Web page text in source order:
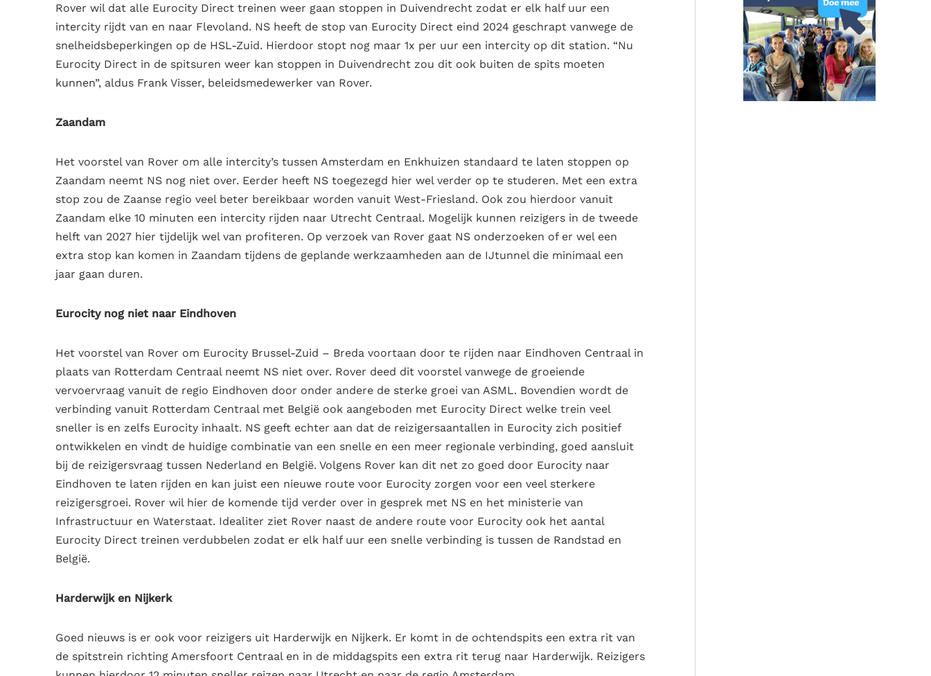
Rover wil dat alle Eurocity Direct treinen weer gaan stoppen in Duivendrecht zodat er elk half uur een
intercity rijdt van en naar Flevoland. NS heeft de stop van Eurocity Direct eind 2024 geschrapt vanwege de
snelheidsbeperkingen op de HSL-Zuid. Hierdoor stopt nog maar 1x per uur een intercity op dit station. “Nu
Eurocity Direct in de spitsuren weer kan stoppen in Duivendrecht zou dit ook buiten de spits moeten
kunnen”, aldus Frank Visser, beleidsmedewerker van Rover.
Zaandam
Het voorstel van Rover om alle intercity’s tussen Amsterdam en Enkhuizen standaard te laten stoppen op
Zaandam neemt NS nog niet over. Eerder heeft NS toegezegd hier wel verder op te studeren. Met een extra
stop zou de Zaanse regio veel beter bereikbaar worden vanuit West-Friesland. Ook zou hierdoor vanuit
Zaandam elke 10 minuten een intercity rijden naar Utrecht Centraal. Mogelijk kunnen reizigers in de tweede
helft van 2027 hier tijdelijk wel van profiteren. Op verzoek van Rover gaat NS onderzoeken of er wel een
extra stop kan komen in Zaandam tijdens de geplande werkzaamheden aan de IJtunnel die minimaal een
jaar gaan duren.
Eurocity nog niet naar Eindhoven
Het voorstel van Rover om Eurocity Brussel-Zuid – Breda voortaan door te rijden naar Eindhoven Centraal in
plaats van Rotterdam Centraal neemt NS niet over. Rover deed dit voorstel vanwege de groeiende
vervoervraag vanuit de regio Eindhoven door onder andere de sterke groei van ASML. Bovendien wordt de
verbinding vanuit Rotterdam Centraal met België ook aangeboden met Eurocity Direct welke trein veel
sneller is en zelfs Eurocity inhaalt. NS geeft echter aan dat de reizigersaantallen in Eurocity zich positief
ontwikkelen en vindt de huidige combinatie van een snelle en een meer regionale verbinding, goed aansluit
bij de reizigersvraag tussen Nederland en België. Volgens Rover kan dit net zo goed door Eurocity naar
Eindhoven te laten rijden en kan juist een nieuwe route voor Eurocity zorgen voor een veel sterkere
reizigersgroei. Rover wil hier de komende tijd verder over in gesprek met NS en het ministerie van
Infrastructuur en Waterstaat. Idealiter ziet Rover naast de andere route voor Eurocity ook het aantal
Eurocity Direct treinen verdubbelen zodat er elk half uur een snelle verbinding is tussen de Randstad en
België.
Harderwijk en Nijkerk
Goed nieuws is er ook voor reizigers uit Harderwijk en Nijkerk. Er komt in de ochtendspits een extra rit van
de spitstrein richting Amersfoort Centraal en in de middagspits een extra rit terug naar Harderwijk. Reizigers